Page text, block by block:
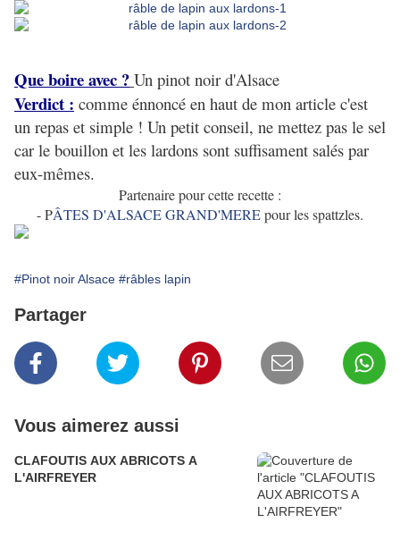
Que boire avec ? Un pinot noir d'Alsace
Verdict : comme énnoncé en haut de mon article c'est
un repas et simple ! Un petit conseil, ne mettez pas le sel
car le bouillon et les lardons sont suffisament salés par
eux-mêmes.
Partenaire pour cette recette :
- PÂTES D'ALSACE GRAND'MEREpour les spattzles.
#Pinot noir Alsace #râbles lapin
Partager
Vous aimerez aussi
CLAFOUTIS AUX ABRICOTS A
L'AIRFREYER